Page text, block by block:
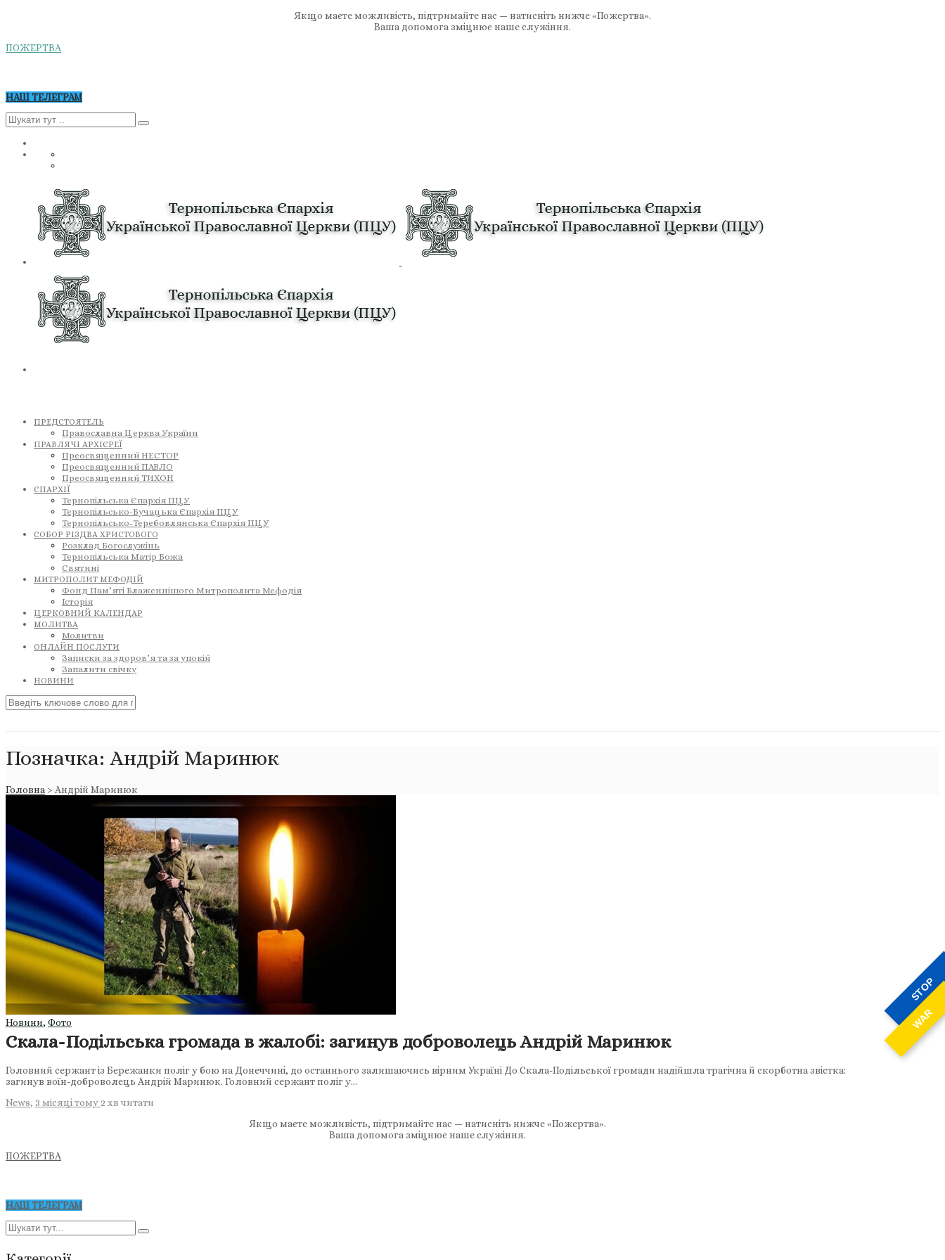
STOP
WAR
Якщо маєте можливість, підтримайте нас — натисніть нижче «Пожертва».
Ваша допомога зміцнює наше служіння.
ПОЖЕРТВА
НАШ ТЕЛЕГРАМ
ПРЕДСТОЯТЕЛЬ
Православна Церква України
ПРАВЛЯЧІ АРХІЄРЕЇ
Преосвященний НЕСТОР
Преосвященний ПАВЛО
Преосвященний ТИХОН
ЄПАРХІЇ
Тернопільська Єпархія ПЦУ
Тернопільсько-Бучацька Єпархія ПЦУ
Тернопільсько-Теребовлянська Єпархія ПЦУ
СОБОР РІЗДВА ХРИСТОВОГО
Розклад Богослужінь
Тернопільська Матір Божа
Святині
МИТРОПОЛИТ МЕФОДІЙ
Фонд Пам’яті Блаженнішого Митрополита Мефодія
Історія
ЦЕРКОВНИЙ КАЛЕНДАР
МОЛИТВА
Молитви
ОНЛАЙН ПОСЛУГИ
Записки за здоров’я та за упокій
Запалити свічку
НОВИНИ
Позначка: Андрій Маринюк
Головна > Андрій Маринюк
Новини, Фото
Скала-Подільська громада в жалобі: загинув доброволець Андрій Маринюк
Головний сержант із Бережанки поліг у бою на Донеччині, до останнього залишаючись вірним Україні До Скала-Подільської громади надійшла трагічна й скорботна звістка:
загинув воїн-доброволець Андрій Маринюк. Головний сержант поліг у…
News, 3 місяці тому 2 хв читати
Якщо маєте можливість, підтримайте нас — натисніть нижче «Пожертва».
Ваша допомога зміцнює наше служіння.
ПОЖЕРТВА
НАШ ТЕЛЕГРАМ